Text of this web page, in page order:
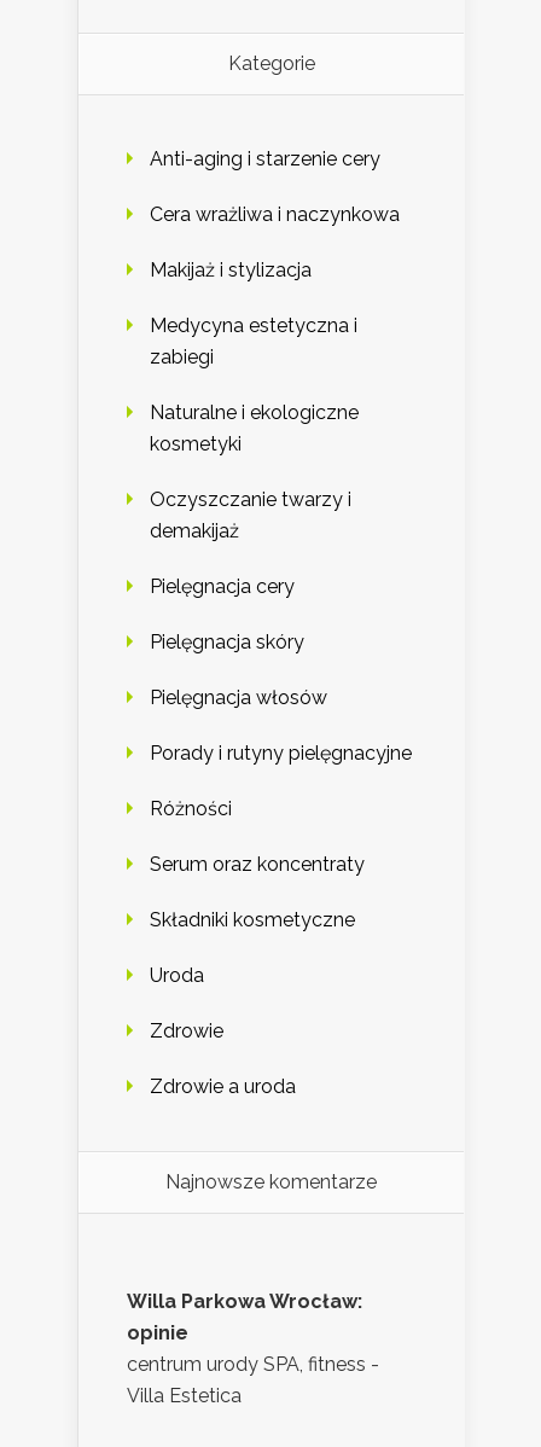
Kategorie
Anti-aging i starzenie cery
Cera wrażliwa i naczynkowa
Makijaż i stylizacja
Medycyna estetyczna i
zabiegi
Naturalne i ekologiczne
kosmetyki
Oczyszczanie twarzy i
demakijaż
Pielęgnacja cery
Pielęgnacja skóry
Pielęgnacja włosów
Porady i rutyny pielęgnacyjne
Różności
Serum oraz koncentraty
Składniki kosmetyczne
Uroda
Zdrowie
Zdrowie a uroda
Najnowsze komentarze
Willa Parkowa Wrocław:
opinie
centrum urody SPA, fitness -
Villa Estetica